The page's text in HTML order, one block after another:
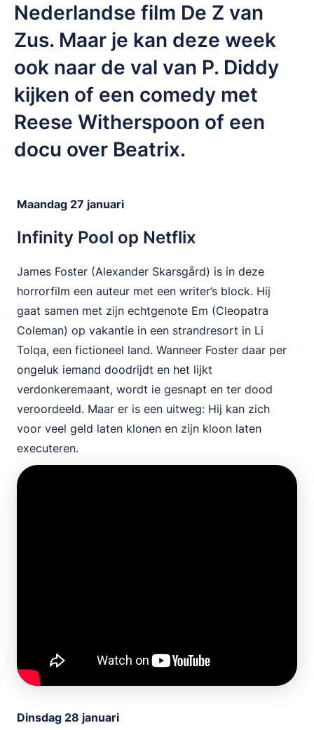
Nederlandse film De Z van
Zus. Maar je kan deze week
ook naar de val van P. Diddy
kijken of een comedy met
Reese Witherspoon of een
docu over Beatrix.
Maandag 27 januari
Infinity Pool op Netflix
James Foster (Alexander Skarsgård) is in deze
horrorfilm een auteur met een writer’s block. Hij
gaat samen met zijn echtgenote Em (Cleopatra
Coleman) op vakantie in een strandresort in Li
Tolqa, een fictioneel land. Wanneer Foster daar per
ongeluk iemand doodrijdt en het lijkt
verdonkeremaant, wordt ie gesnapt en ter dood
veroordeeld. Maar er is een uitweg: Hij kan zich
voor veel geld laten klonen en zijn kloon laten
executeren.
Dinsdag 28 januari